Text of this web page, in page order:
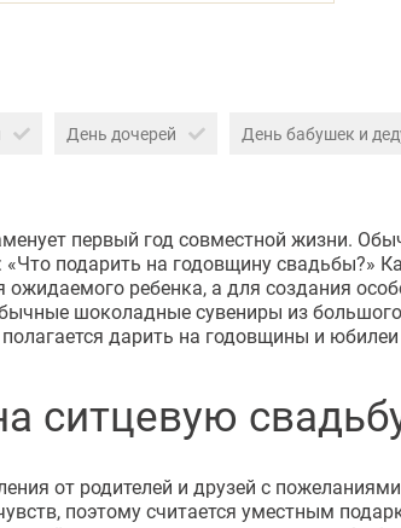
День дочерей День бабушек и
первый год совместной жизни.
«Что подарить на годовщину
ребенка, а для создания
шоколадные сувениры из большого
дарить на годовщины и
ситцевую
от родителей и друзей с
поэтому считается уместным